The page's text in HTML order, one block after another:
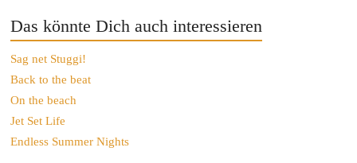
Das könnte Dich auch interessieren
Sag net Stuggi!
Back to the beat
On the beach
Jet Set Life
Endless Summer Nights